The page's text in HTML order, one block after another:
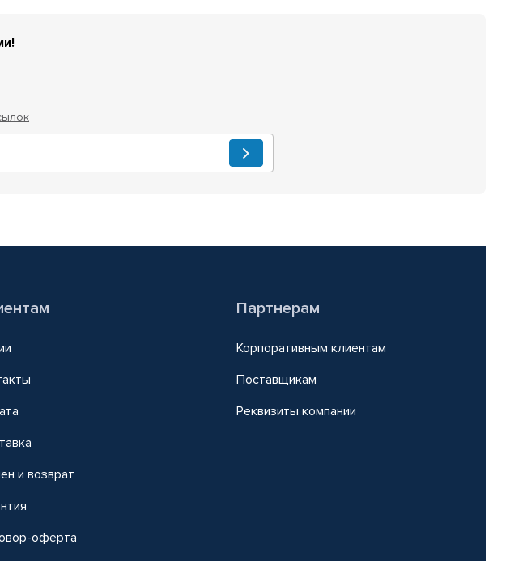
и возврат
оферта
Партнерам
Корпоративным клиентам
Поставщикам
Реквизиты компании